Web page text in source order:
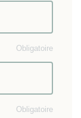
Obligatoire
Obligatoire